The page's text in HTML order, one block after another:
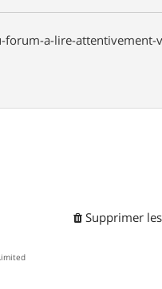
a-lire-
Supprimer